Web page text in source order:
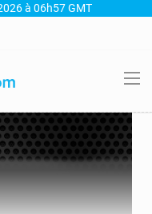
à 06h57 GMT